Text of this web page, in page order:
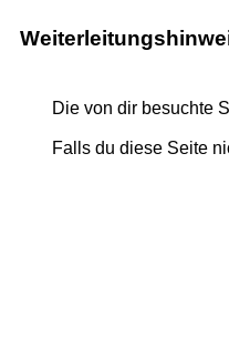
Die von dir besuchte
Falls du diese Seite